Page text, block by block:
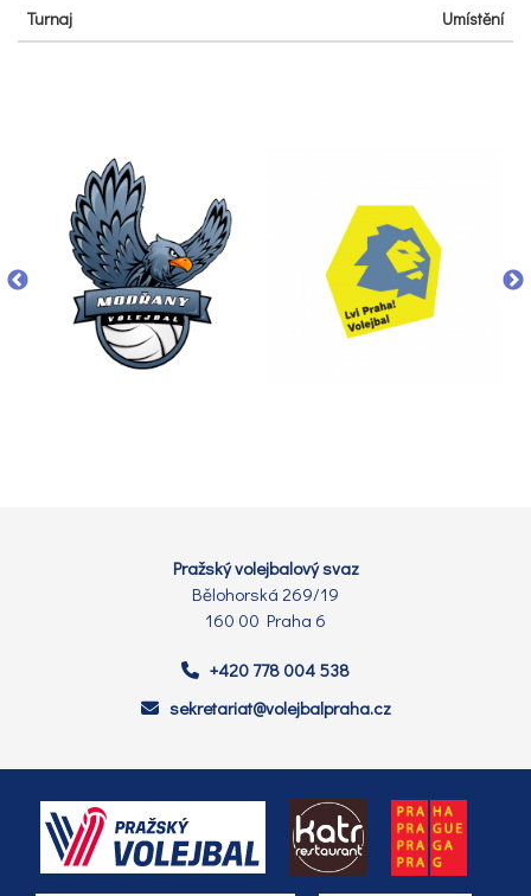
Turnaj Umístění
Pražský volejbalový svaz
Bělohorská 269/19
160 00 Praha 6
+420 778 004 538
sekretariat@volejbalpraha.cz